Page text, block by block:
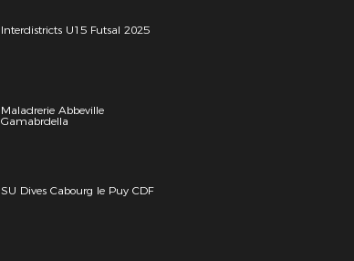
Interdistricts U15 Futsal 2025
Maladrerie Abbeville
Gamabrdella
SU Dives Cabourg le Puy CDF